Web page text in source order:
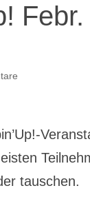
tauschen.